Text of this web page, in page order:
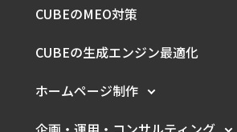
CUBEのMEO対策
CUBEの生成エンジン最適化
ホームページ制作